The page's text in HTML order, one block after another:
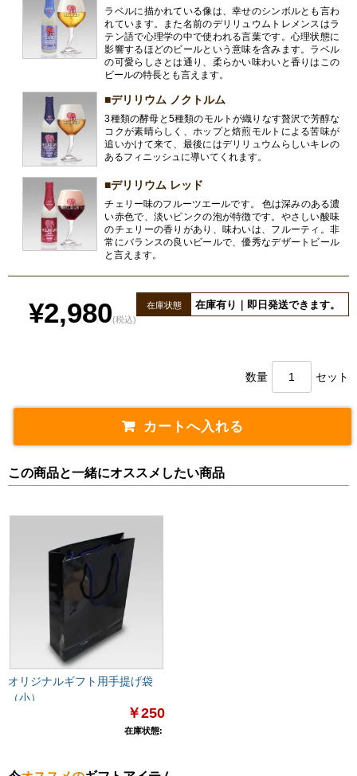
ラベルに描かれている像は、幸せのシンボルとも言わ
れています。また名前のデリリュウムトレメンスはラ
テン語で心理学の中で使われる言葉です。心理状態に
影響するほどのビールという意味を含みます。ラベル
の可愛らしさとは通り、柔らかい味わいと香りはこの
ビールの特長とも言えます。
■デリリウム ノクトルム
3種類の酵母と5種類のモルトが織りなす贅沢で芳醇な
コクが素晴らしく、ホップと焙煎モルトによる苦味が
追いかけて来て、最後にはデリリュウムらしいキレの
あるフィニッシュに導いてくれます。
■デリリウム レッド
チェリー味のフルーツエールです。 色は深みのある濃
い赤色で、淡いピンクの泡が特徴です。やさしい酸味
のチェリーの香りがあり、味わいは、フルーティ。非
常にバランスの良いビールで、優秀なデザートビール
と言えます。
在庫状態 在庫有り｜即日発送できます。
¥2,980(税込)
数量 セット
この商品と一緒にオススメしたい商品
オリジナルギフト用手提げ袋
（小）
￥250
在庫状態: